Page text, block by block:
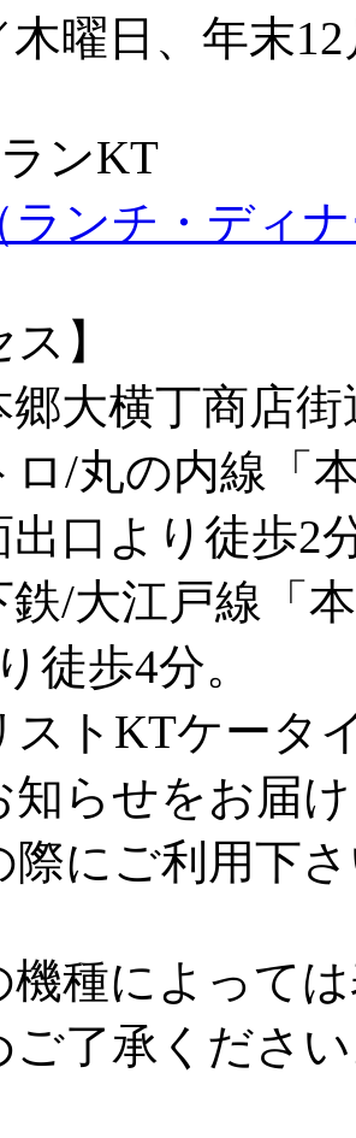
木曜日、年末
ンKT
ランチ・ディ
】
郷大横丁商店
ロ/丸の内線「
出口より徒歩2
鉄/大江戸線「
徒歩4分。
ストKTケータ
知らせをお届
際にご利用下
種によって
ご了承くださ